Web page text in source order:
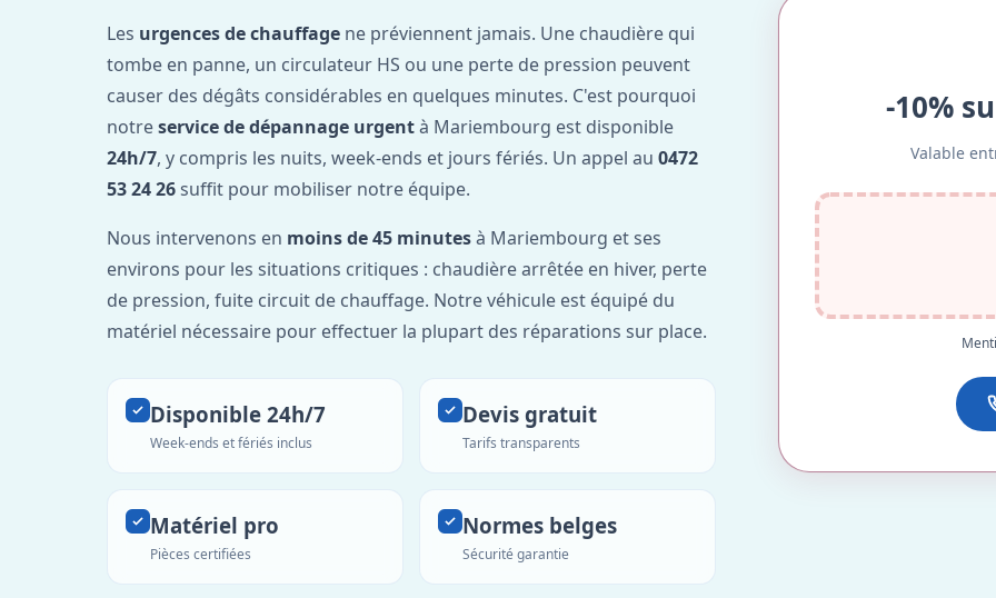
Les urgences de chauffage ne préviennent jamais. Une chaudière qui
tombe en panne, un circulateur HS ou une perte de pression peuvent
causer des dégâts considérables en quelques minutes. C'est pourquoi
notreservice de dépannage urgentà Mariembourg est disponible
24h/7, y compris les nuits, week-ends et jours fériés. Un appel au 0472
53 24 26suffit pour mobiliser notre équipe.
Nous intervenons en moins de 45 minutesà Mariembourg et ses
environs pour les situations critiques : chaudière arrêtée en hiver, perte
de pression, fuite circuit de chauffage. Notre véhicule est équipé du
matériel nécessaire pour effectuer la plupart des réparations sur place.
Disponible 24h/7
Week-ends et fériés inclus
Devis gratuit
Tarifs transparents
Matériel pro
Pièces certifiées
Normes belges
Sécurité garantie
-10%
Valable